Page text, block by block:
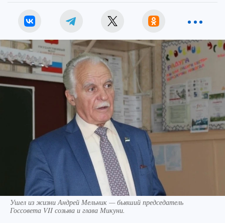
Ушел из жизни Андрей Мельник — бывший председатель
Госсовета VII созыва и глава Микуни.